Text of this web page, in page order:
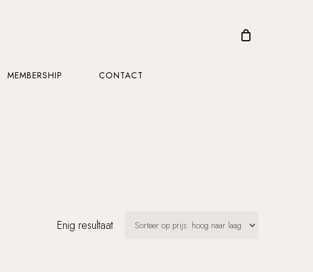
MEMBERSHIP CONTACT
Enig resultaat